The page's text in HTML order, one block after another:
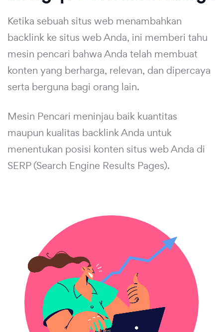
Ketika sebuah situs web menambahkan
backlink ke situs web Anda, ini memberi tahu
mesin pencari bahwa Anda telah membuat
konten yang berharga, relevan, dan dipercaya
serta berguna bagi orang lain.
Mesin Pencari meninjau baik kuantitas
maupun kualitas backlink Anda untuk
menentukan posisi konten situs web Anda di
SERP (Search Engine Results Pages).